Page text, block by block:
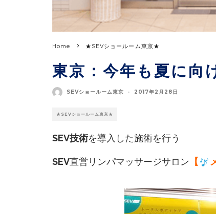
Home ★SEVショールーム東京★
東京：今年も夏に向
SEVショールーム東京 · 2017年2月28日
★SEVショールーム東京★
SEV技術を導入した施術を行う
SEV直営リンパマッサージサロン 【